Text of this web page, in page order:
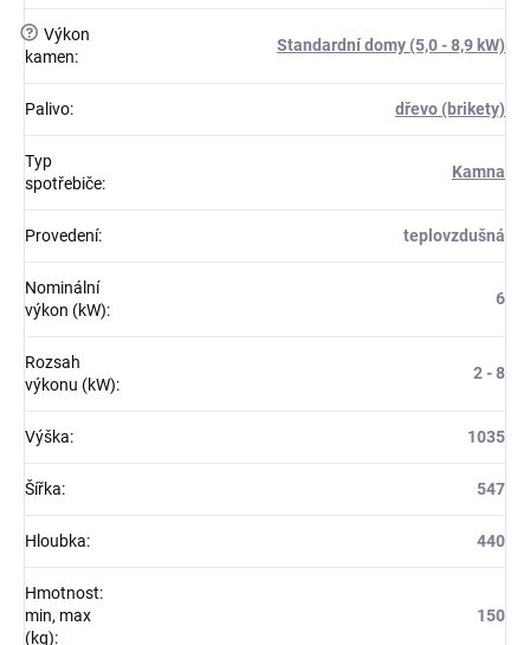
? Výkon
kamen:
Standardní domy (5,0 - 8,9 kW)
Palivo: dřevo (brikety)
Typ
spotřebiče:
Kamna
Provedení: teplovzdušná
Nominální
výkon (kW):
6
Rozsah
výkonu (kW):
2 - 8
Výška: 1035
Šířka: 547
Hloubka: 440
Hmotnost:
min, max
(kg):
150